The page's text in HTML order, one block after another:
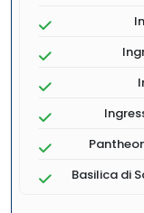
Basilica di